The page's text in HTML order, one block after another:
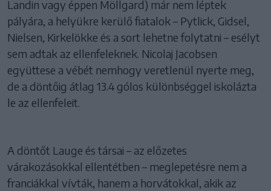
Landin vagy éppen Möllgard) már nem léptek
pályára, a helyükre kerülő fiatalok – Pytlick, Gidsel,
Nielsen, Kirkelökke és a sort lehetne folytatni – esélyt
sem adtak az ellenfeleknek. Nicolaj Jacobsen
együttese a vébét nemhogy veretlenül nyerte meg,
de a döntőig átlag 13.4 gólos különbséggel iskolázta
le az ellenfeleit.
A döntőt Lauge és társai – az előzetes
várakozásokkal ellentétben – meglepetésre nem a
franciákkal vívták, hanem a horvátokkal, akik az